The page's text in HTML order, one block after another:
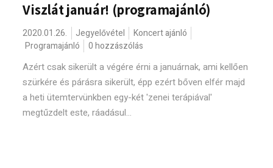
Viszlát január! (programajánló)
2020.01.26. Jegyelővétel
Koncert ajánló
Programajánló
0 hozzászólás
Azért csak sikerült a végére érni a januárnak, ami kellően
szürkére és párásra sikerült, épp ezért bőven elfér majd
a heti ütemtervünkben egy-két 'zenei terápiával'
megtűzdelt este, ráadásul...